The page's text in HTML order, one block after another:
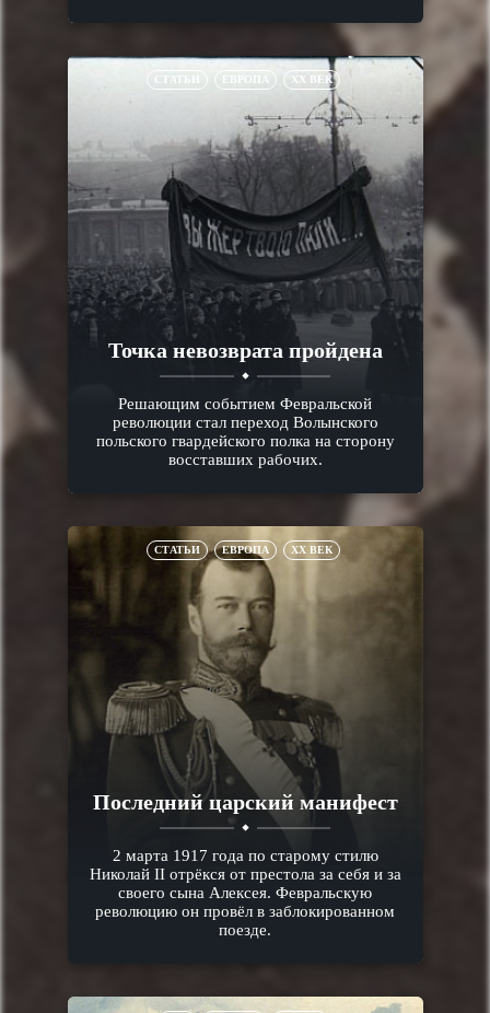
СТАТЬИ ЕВРОПА XX ВЕК
Точка невозврата пройдена
Решающим событием Февральской
революции стал переход Волынского
польского гвардейского полка на сторону
восставших рабочих.
СТАТЬИ ЕВРОПА XX ВЕК
Последний царский манифест
2 марта 1917 года по старому стилю
Николай II отрёкся от престола за себя и за
своего сына Алексея. Февральскую
революцию он провёл в заблокированном
поезде.